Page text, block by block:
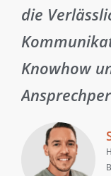
die
Knowhow